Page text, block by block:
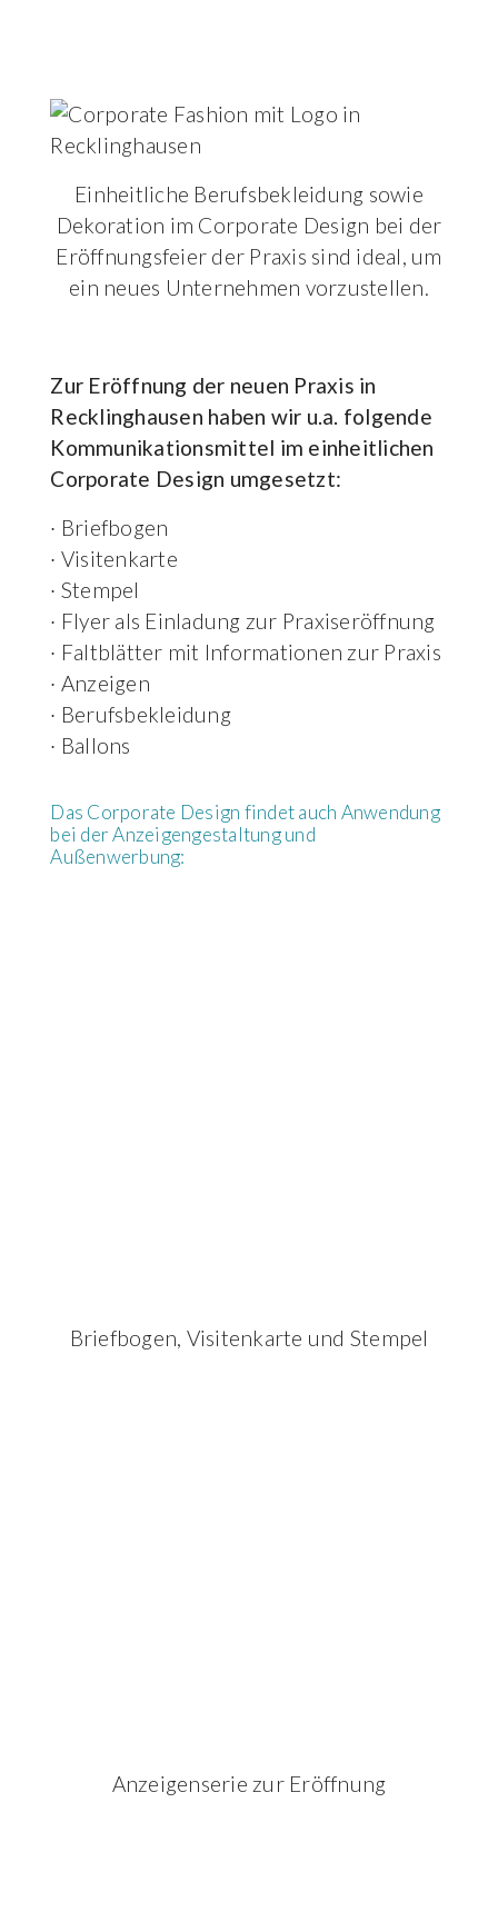
Einheitliche Berufsbekleidung sowie
Dekoration im Corporate Design bei der
Eröffnungsfeier der Praxis sind ideal, um
ein neues Unternehmen vorzustellen.
Zur Eröffnung der neuen Praxis in
Recklinghausen haben wir u.a. folgende
Kommunikationsmittel im einheitlichen
Corporate Design umgesetzt:
· Briefbogen
· Visitenkarte
· Stempel
· Flyer als Einladung zur Praxiseröffnung
· Faltblätter mit Informationen zur Praxis
· Anzeigen
· Berufsbekleidung
· Ballons
Das Corporate Design findet auch Anwendung
bei der Anzeigengestaltung und
Außenwerbung:
Briefbogen, Visitenkarte und Stempel
Anzeigenserie zur Eröffnung